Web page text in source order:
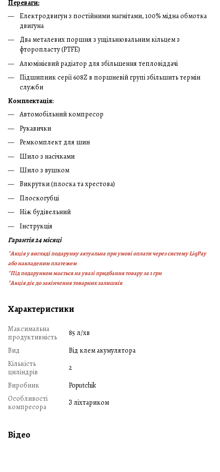
Переваги:
Електродвигун з постійними магнітами, 100% мідна обмотка
двигуна
Два металевих поршня з ущільнювальним кільцем з
фторопласту (PTFE)
Алюмінієвий радіатор для збільшення тепловіддачі
Підшипник серії 608Z в поршневій групі збільшить термін
служби
Комплектація:
Автомобільний компресор
Рукавички
Ремкомплект для шин
Шило з насічками
Шило з вушком
Викрутки (плоска та хрестова)
Плоскогубці
Ніж будівельний
Інструкція
Гарантія 24 місяці
*Акція у вигляді подарунку актуальна при умові оплати через систему LiqPay
або накладеним платежем
*Під подарунком мається на увазі придбання товару за 1 грн
*Акція діє до закінчення товарних залишків
Характеристики
Максимальна
продуктивність
85 л/хв
Вид
Від клем акумулятора
Кількість
циліндрів
2
Виробник
Poputchik
Особливості
компресора
З ліхтариком
Відео